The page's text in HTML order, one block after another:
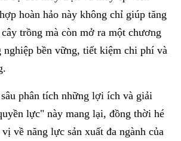
hoàn hảo này không chỉ giúp tăng
trồng mà còn mở ra một chương
nghiệp bền vững, tiết kiệm chi phí và
phân tích những lợi ích và giải
lực" này mang lại, đồng thời hé
về năng lực sản xuất đa ngành của